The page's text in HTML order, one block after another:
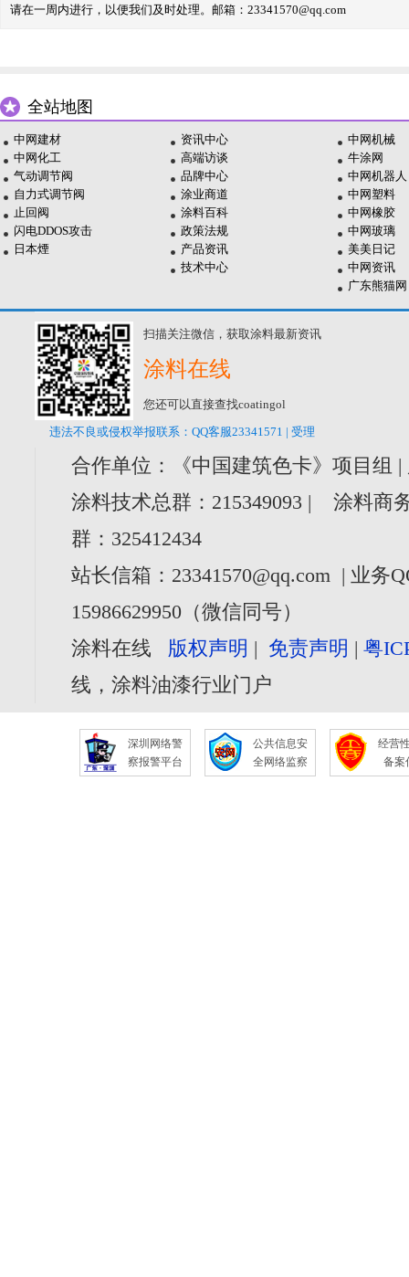
请在一周内进行，以便我们及时处理。邮箱：23341570@qq.com
全站地图
中网建材
中网化工
气动调节阀
自力式调节阀
止回阀
闪电DDOS攻击
日本煙
资讯中心
高端访谈
品牌中心
涂业商道
涂料百科
政策法规
产品资讯
技术中心
中网机械
牛涂网
中网机器人
中网塑料
中网橡胶
中网玻璃
美美日记
中网资讯
广东熊猫网
扫描关注微信，获取涂料最新资讯
涂料在线
您还可以直接查找coatingol
违法不良或侵权举报联系：QQ客服23341571 | 受理
合作单位：《中国建筑色卡》项目组
涂料技术总群：215349093 | 涂料商
群：325412434
站长信箱：23341570@qq.com | 业务
15986629950（微信同号）
涂料在线 版权声明 | 免责声明 |粤
线，涂料油漆行业门户
深圳网络警
察报警平台
公共信息安
全网络监察
经营
备案